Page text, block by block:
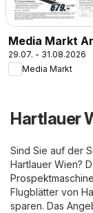
Media Markt
29.07. - 31.08.2026
Media Markt
Hartlauer
Sind Sie auf der
Hartlauer Wien?
Flugblätter von
sparen. Das